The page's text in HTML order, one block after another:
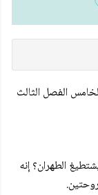
الفصل الثالث
الطهران؟ إنه